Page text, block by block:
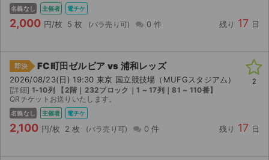
名義なし 主催者 電チケ
2,000 円/枚 5 枚 0 件 残り 17 日
即決 FC町田ゼルビア vs 浦和レッズ
2026/08/23(日) 19:30 東京 国立競技場（MUFGスタジアム）
[詳細] 1-10列 【2階｜232ブロック｜1 ~ 17列｜81 ~ 110番】
QRチケットお送りいたします。
名義なし 主催者 電チケ
2,100 円/枚 2 枚 0 件 残り 17 日
2